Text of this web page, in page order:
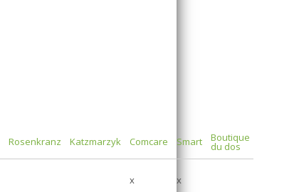
Rosenkranz Katzmarzyk Comcare Smart Boutique
du dos
x x